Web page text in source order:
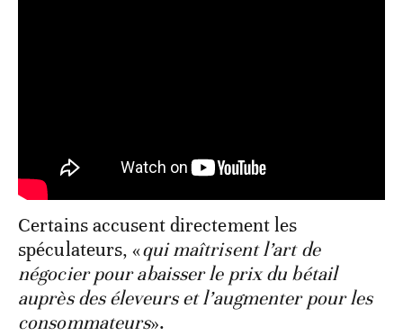
Certains accusent directement les
spéculateurs, «qui maîtrisent l’art de
négocier pour abaisser le prix du bétail
auprès des éleveurs et l’augmenter pour les
consommateurs».